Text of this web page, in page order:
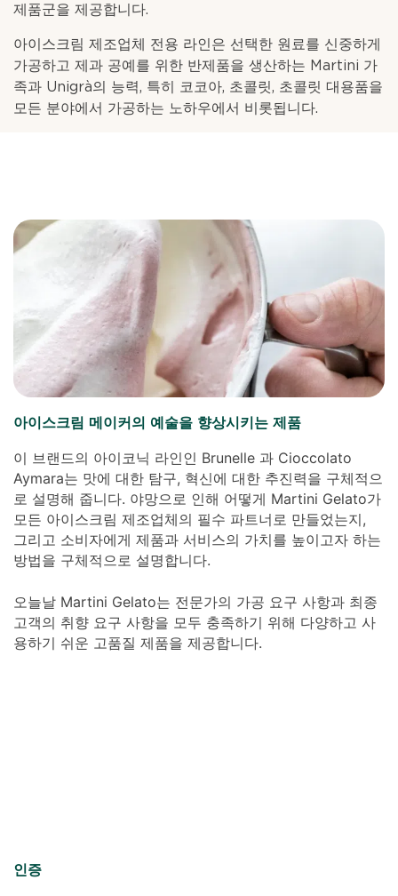
제품군을 제공합니다.
아이스크림 제조업체 전용 라인은 선택한 원료를 신중하게
가공하고 제과 공예를 위한 반제품을 생산하는 Martini 가
족과 Unigrà의 능력, 특히 코코아, 초콜릿, 초콜릿 대용품을
모든 분야에서 가공하는 노하우에서 비롯됩니다.
아이스크림 메이커의 예술을 향상시키는 제품
이 브랜드의 아이코닉 라인인 Brunelle 과 Cioccolato
Aymara는 맛에 대한 탐구, 혁신에 대한 추진력을 구체적으
로 설명해 줍니다. 야망으로 인해 어떻게 Martini Gelato가
모든 아이스크림 제조업체의 필수 파트너로 만들었는지,
그리고 소비자에게 제품과 서비스의 가치를 높이고자 하는
방법을 구체적으로 설명합니다.
오늘날 Martini Gelato는 전문가의 가공 요구 사항과 최종
고객의 취향 요구 사항을 모두 충족하기 위해 다양하고 사
용하기 쉬운 고품질 제품을 제공합니다.
인증